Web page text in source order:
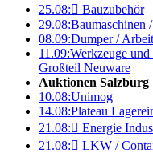
25.08: Bauzubehör
29.08:Baumaschinen
08.09:Dumper /
11.09:Werkzeuge und
Großteil Neuware
Auktionen Salzburg
10.08:Unimog
14.08:Plateau
21.08: Energie
21.08: LKW /